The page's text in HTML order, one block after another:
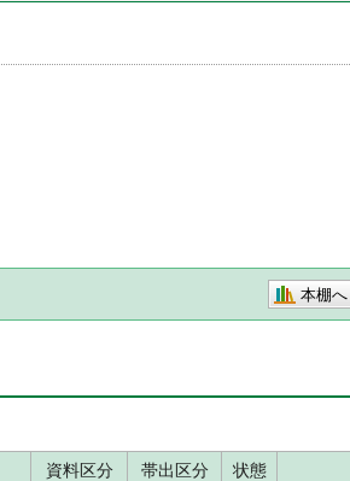
本棚へ
資料区分 帯出区分 状態